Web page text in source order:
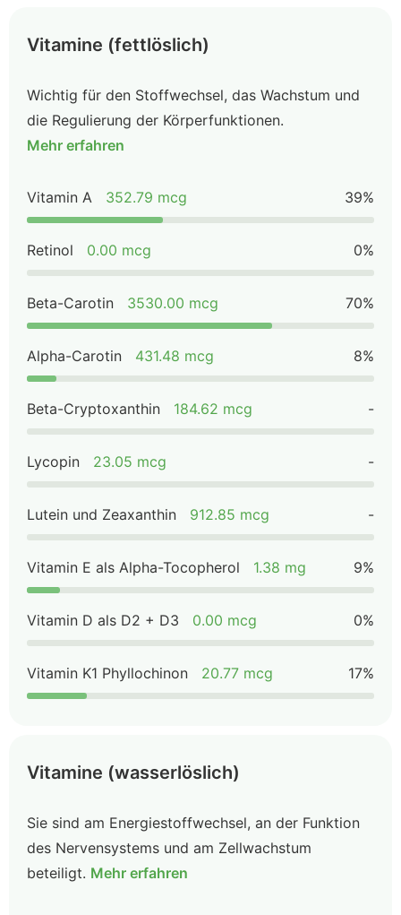
Vitamine (fettlöslich)
Wichtig für den Stoffwechsel, das Wachstum und
die Regulierung der Körperfunktionen.
Mehr erfahren
Vitamin A 352.79 mcg 39%
Retinol 0.00 mcg 0%
Beta-Carotin 3530.00 mcg 70%
Alpha-Carotin 431.48 mcg 8%
Beta-Cryptoxanthin 184.62 mcg -
Lycopin 23.05 mcg -
Lutein und Zeaxanthin 912.85 mcg -
Vitamin E als Alpha-Tocopherol 1.38 mg 9%
Vitamin D als D2 + D3 0.00 mcg 0%
Vitamin K1 Phyllochinon 20.77 mcg 17%
Vitamine (wasserlöslich)
Sie sind am Energiestoffwechsel, an der Funktion
des Nervensystems und am Zellwachstum
beteiligt. Mehr erfahren